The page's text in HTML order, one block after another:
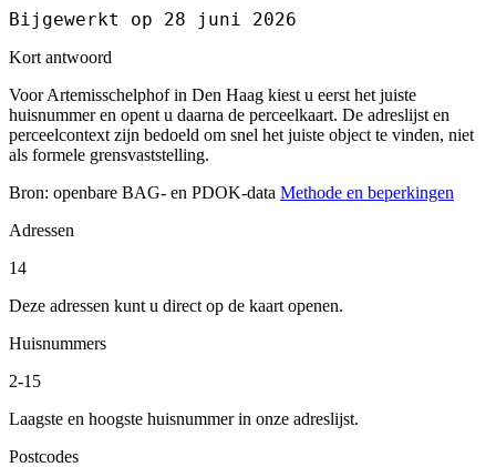
Bijgewerkt op 28 juni 2026
Kort antwoord
Voor Artemisschelphof in Den Haag kiest u eerst het juiste
huisnummer en opent u daarna de perceelkaart. De adreslijst en
perceelcontext zijn bedoeld om snel het juiste object te vinden, niet
als formele grensvaststelling.
Bron: openbare BAG- en PDOK-data Methode en beperkingen
Adressen
14
Deze adressen kunt u direct op de kaart openen.
Huisnummers
2-15
Laagste en hoogste huisnummer in onze adreslijst.
Postcodes